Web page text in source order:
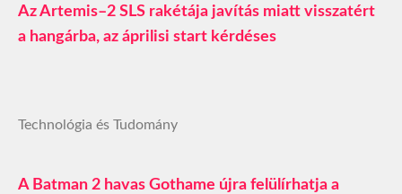
Az Artemis–2 SLS rakétája javítás miatt visszatért
a hangárba, az áprilisi start kérdéses
Technológia és Tudomány
A Batman 2 havas Gothame újra felülírhatja a